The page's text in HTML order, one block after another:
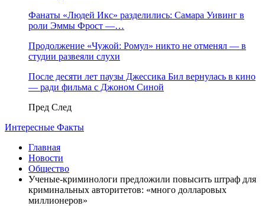
Фанаты «Людей Икс» разделились: Самара Уивинг в
роли Эммы Фрост —…
Продолжение «Чужой: Ромул» никто не отменял — в
студии развеяли слухи
После десяти лет паузы Джессика Бил вернулась в кино
— ради фильма с Джоном Синой
Пред След
Интересные Факты
Главная
Новости
Общество
Ученые-криминологи предложили повысить штраф для
криминальных авторитетов: «много долларовых
миллионеров»